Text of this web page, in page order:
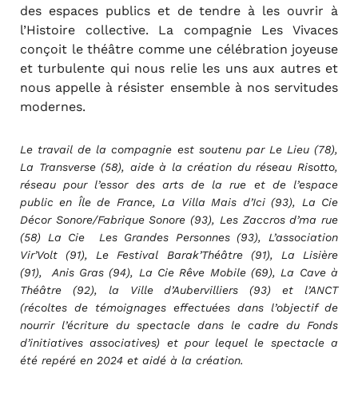
des espaces publics et de tendre à les ouvrir à
l’Histoire collective. La compagnie Les Vivaces
conçoit le théâtre comme une célébration joyeuse
et turbulente qui nous relie les uns aux autres et
nous appelle à résister ensemble à nos servitudes
modernes.
Le travail de la compagnie est soutenu par Le Lieu (78),
La Transverse (58), aide à la création du réseau Risotto,
réseau pour l’essor des arts de la rue et de l’espace
public en Île de France, La Villa Mais d’Ici (93), La Cie
Décor Sonore/Fabrique Sonore (93), Les Zaccros d’ma rue
(58) La Cie Les Grandes Personnes (93), L’association
Vir’Volt (91), Le Festival Barak’Théâtre (91), La Lisière
(91), Anis Gras (94), La Cie Rêve Mobile (69), La Cave à
Théâtre (92), la Ville d’Aubervilliers (93) et l’ANCT
(récoltes de témoignages effectuées dans l’objectif de
nourrir l’écriture du spectacle dans le cadre du Fonds
d’initiatives associatives) et pour lequel le spectacle a
été repéré en 2024 et aidé à la création.